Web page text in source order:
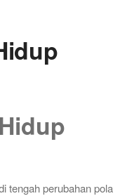
tengah perubahan pola